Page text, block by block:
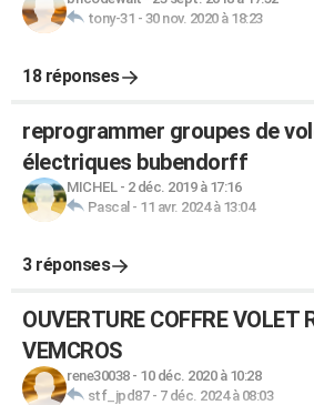
tony-31 - 30 nov. 2020 à 18:23
18 réponses
reprogrammer groupes de
électriques bubendorff
MICHEL- 2 déc. 2019 à 17:16
Pascal - 11 avr. 2024 à 13:04
3 réponses
OUVERTURE COFFRE VOLET
VEMCROS
rene30038- 10 déc. 2020 à 10:28
stf_jpd87- 7 déc. 2024 à 08:03